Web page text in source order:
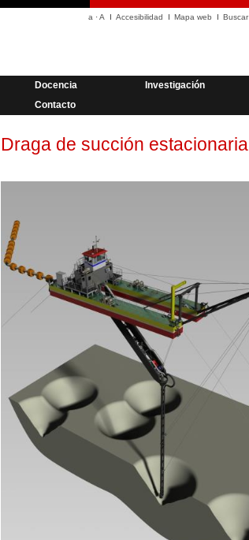
a ·A Accesibilidad Mapa web Buscar
Docencia Investigación
Contacto
Draga de succión estacionaria